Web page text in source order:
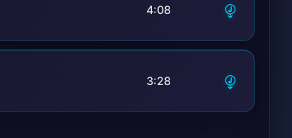
4:08
3:28